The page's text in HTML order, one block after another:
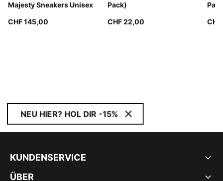
Majesty Sneakers Unisex
CHF 145,00
Pack)
CHF 22,00
NEU HIER? HOL DIR -15%
KUNDENSERVICE
ÜBER